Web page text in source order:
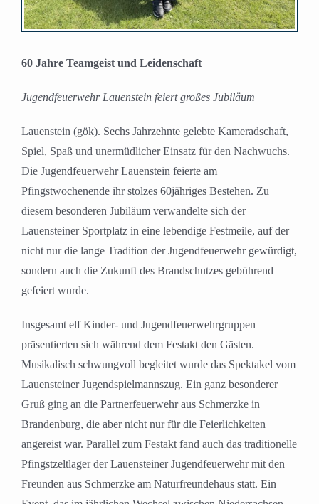
60 Jahre Teamgeist und Leidenschaft
Jugendfeuerwehr Lauenstein feiert großes Jubiläum
Lauenstein (gök). Sechs Jahrzehnte gelebte Kameradschaft,
Spiel, Spaß und unermüdlicher Einsatz für den Nachwuchs.
Die Jugendfeuerwehr Lauenstein feierte am
Pfingstwochenende ihr stolzes 60jähriges Bestehen. Zu
diesem besonderen Jubiläum verwandelte sich der
Lauensteiner Sportplatz in eine lebendige Festmeile, auf der
nicht nur die lange Tradition der Jugendfeuerwehr gewürdigt,
sondern auch die Zukunft des Brandschutzes gebührend
gefeiert wurde.
Insgesamt elf Kinder- und Jugendfeuerwehrgruppen
präsentierten sich während dem Festakt den Gästen.
Musikalisch schwungvoll begleitet wurde das Spektakel vom
Lauensteiner Jugendspielmannszug. Ein ganz besonderer
Gruß ging an die Partnerfeuerwehr aus Schmerzke in
Brandenburg, die aber nicht nur für die Feierlichkeiten
angereist war. Parallel zum Festakt fand auch das traditionelle
Pfingstzeltlager der Lauensteiner Jugendfeuerwehr mit den
Freunden aus Schmerzke am Naturfreundehaus statt. Ein